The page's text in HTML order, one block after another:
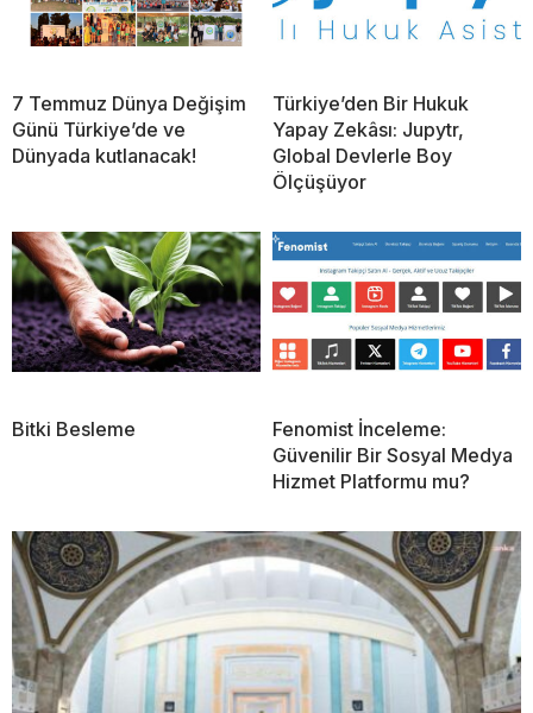
7 Temmuz Dünya Değişim
Günü Türkiye’de ve
Dünyada kutlanacak!
Türkiye’den Bir Hukuk
Yapay Zekâsı: Jupytr,
Global Devlerle Boy
Ölçüşüyor
Bitki Besleme
Fenomist İnceleme:
Güvenilir Bir Sosyal Medya
Hizmet Platformu mu?